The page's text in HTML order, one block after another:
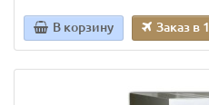
В корзину Заказ в